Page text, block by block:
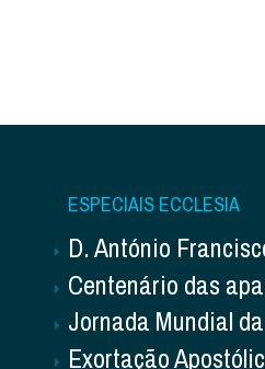
ESPECIAIS ECCLESIA
D. António
Centenário das
Jornada Mundial
Exortação